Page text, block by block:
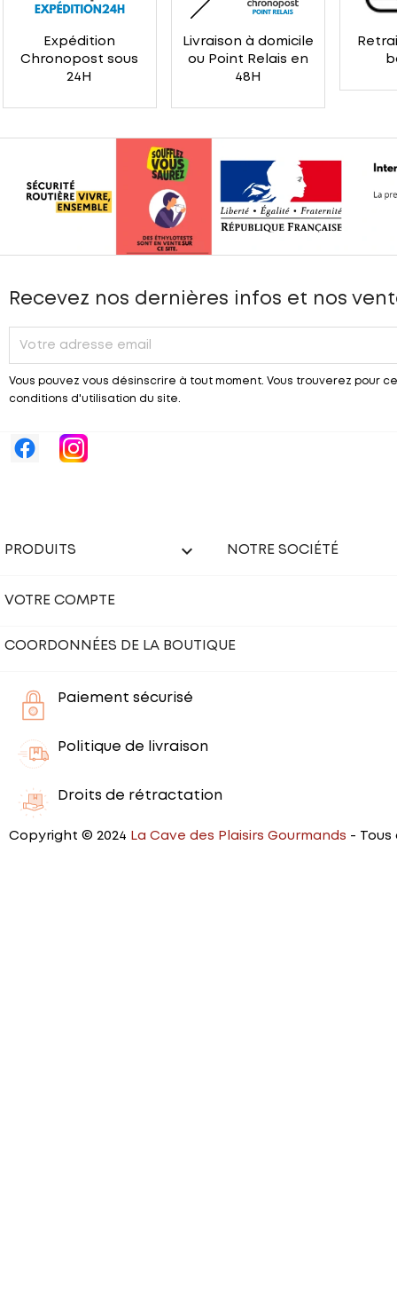
Expédition
Chronopost sous
24H
Livraison à domicile
ou Point Relais en
48H
Recevez nos dernières infos et nos
Vous pouvez vous désinscrire à tout moment. Vous trouverez pour
conditions d'utilisation du site.
PRODUITS  NOTRE SOCIÉTÉ
VOTRE COMPTE
COORDONNÉES DE LA BOUTIQUE
Paiement sécurisé
Politique de livraison
Droits de rétractation
Copyright © 2024 La Cave des Plaisirs Gourmands - Tous